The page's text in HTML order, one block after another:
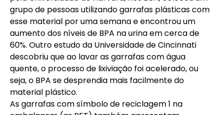
grupo de pessoas utilizando garrafas plásticas com
esse material por uma semana e encontrou um
aumento dos níveis de BPA na urina em cerca de
60%. Outro estudo da Universidade de Cincinnati
descobriu que ao lavar as garrafas com água
quente, o processo de lixiviação foi acelerado, ou
seja, o BPA se desprendia mais facilmente do
material plástico.
As garrafas com símbolo de reciclagem 1 na